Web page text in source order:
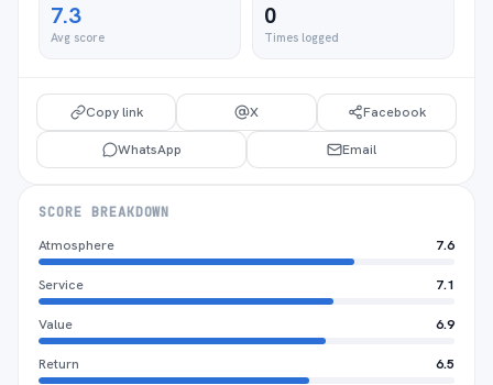
7.3
Avg score
0
Times logged
Copy link X Facebook
WhatsApp Email
SCORE BREAKDOWN
Atmosphere
7.6
Service 7.1
Value 6.9
Return 6.5